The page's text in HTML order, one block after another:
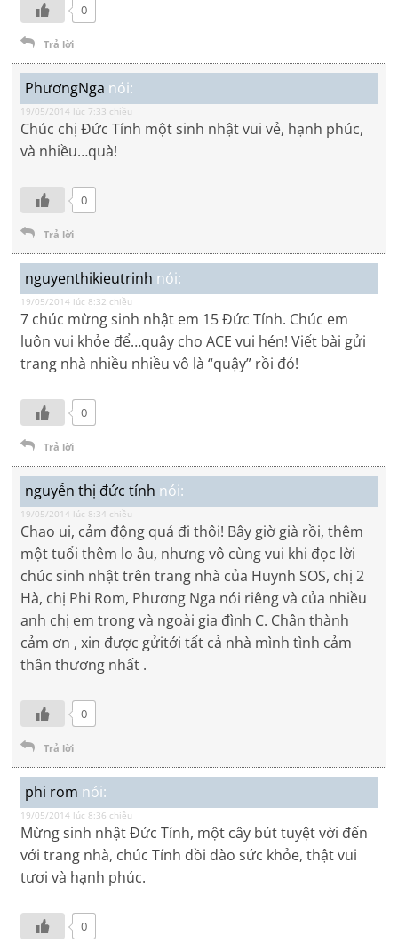
0
Trả lời
PhươngNga nói:
19/05/2014 lúc 7:33 chiều
Chúc chị Đức Tính một sinh nhật vui vẻ, hạnh phúc,
và nhiều…quà!
0
Trả lời
nguyenthikieutrinh nói:
19/05/2014 lúc 8:32 chiều
7 chúc mừng sinh nhật em 15 Đức Tính. Chúc em
luôn vui khỏe để…quậy cho ACE vui hén! Viết bài gửi
trang nhà nhiều nhiều vô là “quậy” rồi đó!
0
Trả lời
nguyễn thị đức tính nói:
19/05/2014 lúc 8:34 chiều
Chao ui, cảm động quá đi thôi! Bây giờ già rồi, thêm
một tuổi thêm lo âu, nhưng vô cùng vui khi đọc lời
chúc sinh nhật trên trang nhà của Huynh SOS, chị 2
Hà, chị Phi Rom, Phương Nga nói riêng và của nhiều
anh chị em trong và ngoài gia đình C. Chân thành
cảm ơn , xin được gửitới tất cả nhà mình tình cảm
thân thương nhất .
0
Trả lời
phi rom nói:
19/05/2014 lúc 8:36 chiều
Mừng sinh nhật Đức Tính, một cây bút tuyệt vời đến
với trang nhà, chúc Tính dồi dào sức khỏe, thật vui
tươi và hạnh phúc.
0